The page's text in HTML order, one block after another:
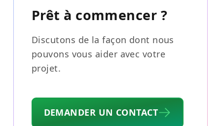
Prêt à commencer ?
Discutons de la façon dont nous
pouvons vous aider avec votre
projet.
DEMANDER UN CONTACT